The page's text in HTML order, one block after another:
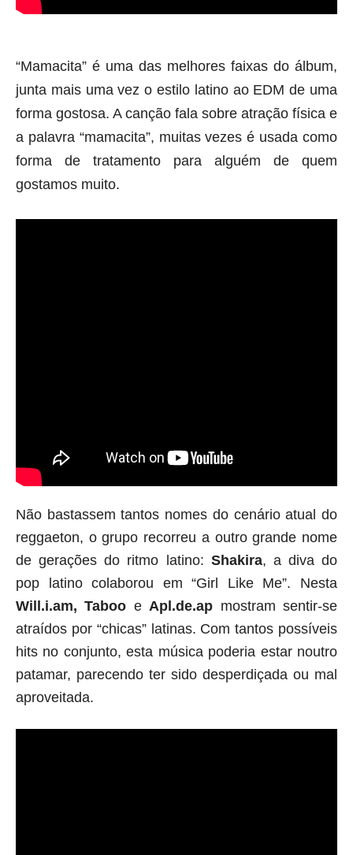
“Mamacita” é uma das melhores faixas do álbum,
junta mais uma vez o estilo latino ao EDM de uma
forma gostosa. A canção fala sobre atração física e
a palavra “mamacita”, muitas vezes é usada como
forma de tratamento para alguém de quem
gostamos muito.
reggaeton, o grupo recorreu a outro grande nome
de gerações do ritmo latino: Shakira, a diva do
Will.i.am, Taboo e Apl.de.ap mostram sentir-se
atraídos por “chicas” latinas. Com tantos possíveis
hits no conjunto, esta música poderia estar noutro
patamar, parecendo ter sido desperdiçada ou mal
aproveitada.